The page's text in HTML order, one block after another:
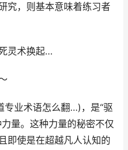
究，则基本意味着练习者
灵术换起…
专业术语怎么翻…)，是“驱
量。这种力量的秘密不仅
即使是在超越凡人认知的